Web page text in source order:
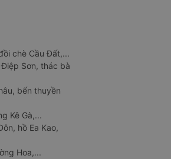
chè Cầu Đất,...
Sơn, thác bà
bến thuyền
Kê Gà,...
hồ Ea Kao,
Hoa,...